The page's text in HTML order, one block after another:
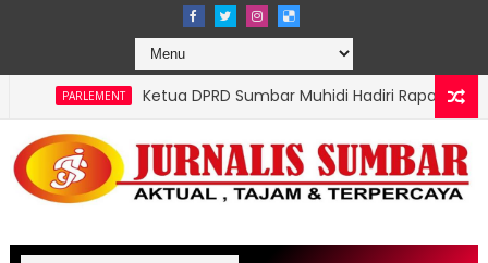
Ketua DPRD Sumbar Muhidi Hadiri Rapat Paripurna Hari Jadi
Z Nusantara di Usia ke-81: Merawat Asa di Tengah Beban